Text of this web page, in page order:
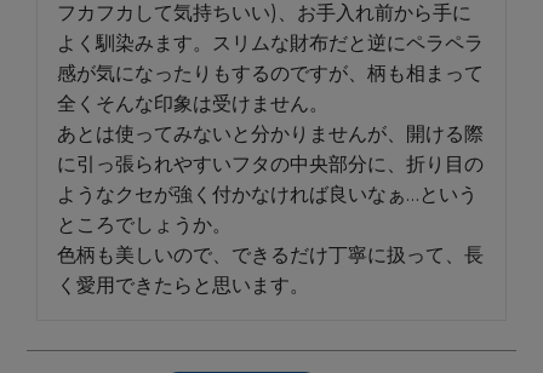
フカフカして気持ちいい)、お手入れ前から手に
よく馴染みます。スリムな財布だと逆にペラペラ
感が気になったりもするのですが、柄も相まって
全くそんな印象は受けません。
あとは使ってみないと分かりませんが、開ける際
に引っ張られやすいフタの中央部分に、折り目の
ようなクセが強く付かなければ良いなぁ…という
ところでしょうか。
色柄も美しいので、できるだけ丁寧に扱って、長
く愛用できたらと思います。